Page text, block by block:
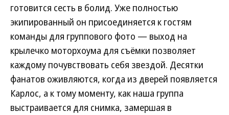
готовится сесть в болид. Уже полностью
экипированный он присоединяется к гостям
команды для группового фото — выход на
крылечко моторхоума для съёмки позволяет
каждому почувствовать себя звездой. Десятки
фанатов оживляются, когда из дверей появляется
Карлос, а к тому моменту, как наша группа
выстраивается для снимка, замершая в